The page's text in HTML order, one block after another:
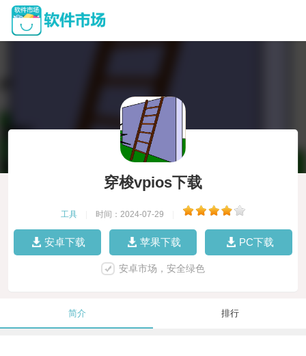
穿梭vpios下载
工具 时间：2024-07-29
安卓下载 苹果下载 PC下载
安卓市场，安全绿色
简介 排行